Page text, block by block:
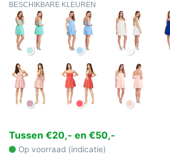
BESCHIKBARE KLEUREN
Tussen €20,- en €50,-
Op voorraad (indicatie)